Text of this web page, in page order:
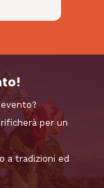
per un
a tradizioni ed